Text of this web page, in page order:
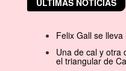
ÚLTIMAS NOTICIAS
Felix Gall se
Una de cal y otra
el triangular de